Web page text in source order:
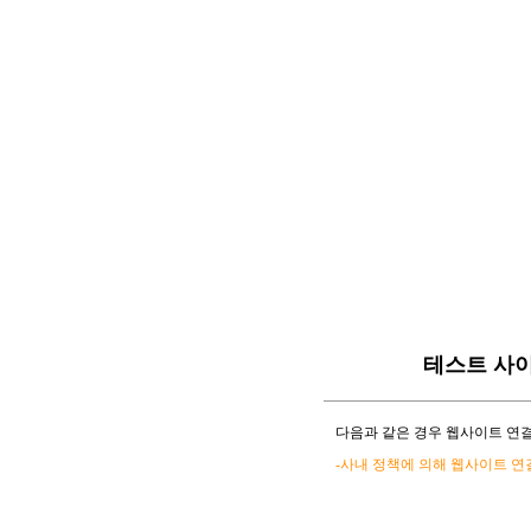
테스트 사
다음과 같은 경우 웹사이트 연
-사내 정책에 의해 웹사이트